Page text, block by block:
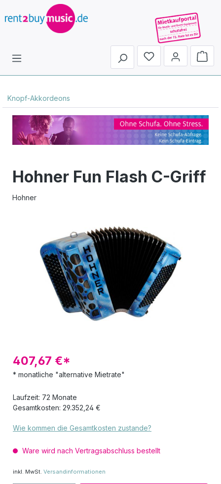
Du hast 0 Produkte
Knopf-Akkordeons
Hohner Fun Flash C-Griff
Hohner
Bildergalerie überspringen
407,67 €*
* monatliche "alternative Mietrate"
Laufzeit: 72 Monate
Gesamtkosten: 29.352,24 €
Wie kommen die Gesamtkosten zustande?
Ware wird nach Vertragsabschluss bestellt
inkl. MwSt. Versandinformationen